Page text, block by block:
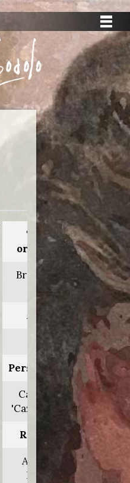
Titolo
originale:
Brooklyn's
finest
Anno:
2009
Personaggio:
Casanova
'Caz' Phillips
Regia di:
Antoine
Fuqua